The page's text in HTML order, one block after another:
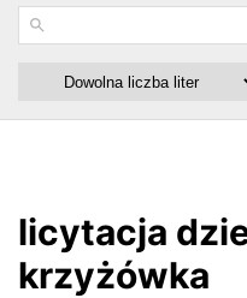
licytacja
krzyżówka